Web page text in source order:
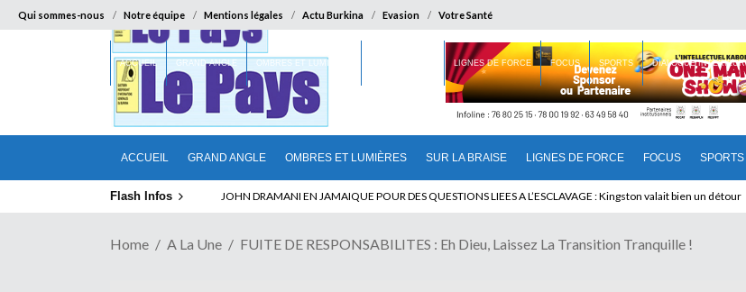
Qui sommes-nous Notre équipe Mentions légales Actu Burkina Evasion Votre Santé
ACCUEIL GRAND ANGLE OMBRES ET LUMIÈRES SUR LA BRAISE LIGNES DE FORCE FOCUS SPORTS
ACCUEIL GRAND ANGLE OMBRES ET LUMIÈRES LIGNES DE FORCE FOCUS SPORTS DIALOGUE INTERIEUR
Flash Infos ELECTION DE TALON A LA TETE DU SENAT BENINOIS : Quand Patrice quitte le pouvoir sans partir !
Home A La Une FUITE DE RESPONSABILITES : Eh Dieu, Laissez La Transition Tranquille !